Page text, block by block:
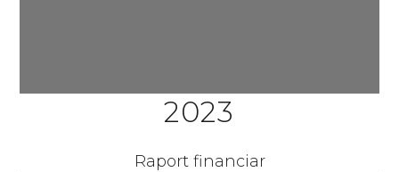
2023
Raport financiar